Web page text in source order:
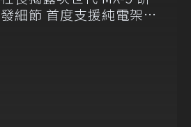
發細節 首度支援純電架